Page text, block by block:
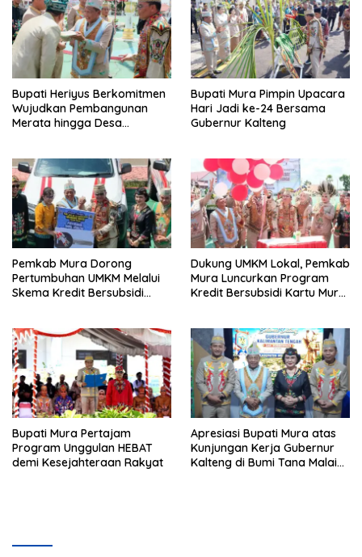
Bupati Heriyus Berkomitmen
Wujudkan Pembangunan
Merata hingga Desa
Bupati Mura Pimpin Upacara
Hari Jadi ke-24 Bersama
Gubernur Kalteng
Pemkab Mura Dorong
Pertumbuhan UMKM Melalui
Skema Kredit Bersubsidi
Dukung UMKM Lokal, Pemkab
Mura Luncurkan Program
Kredit Bersubsidi Kartu Mura
Bupati Mura Pertajam
Program Unggulan HEBAT
demi Kesejahteraan Rakyat
Apresiasi Bupati Mura atas
Kunjungan Kerja Gubernur
Kalteng di Bumi Tana Malai